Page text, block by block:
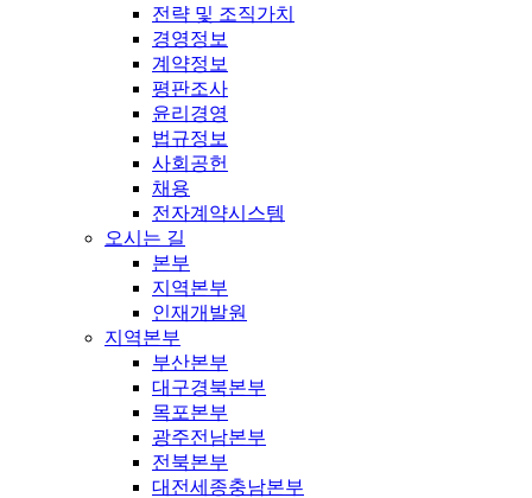
전략 및 조직가치
경영정보
계약정보
평판조사
윤리경영
법규정보
사회공헌
채용
전자계약시스템
오시는 길
본부
지역본부
인재개발원
지역본부
부산본부
대구경북본부
목포본부
광주전남본부
전북본부
대전세종충남본부